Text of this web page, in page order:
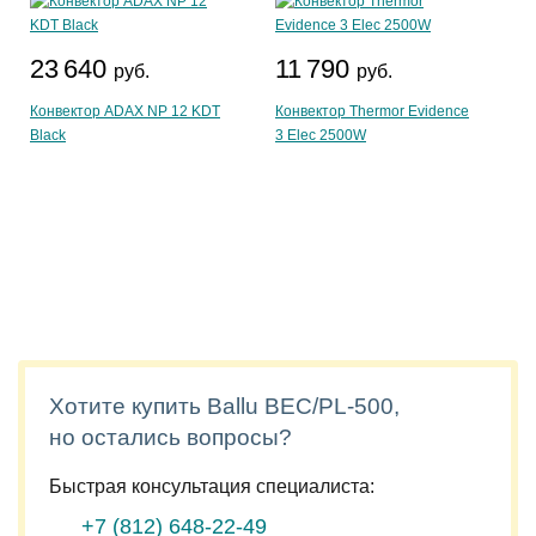
23 640 руб.
Конвектор ADAX NP 12 KDT
Black
11 790 руб.
Конвектор Thermor Evidence
3 Elec 2500W
Хотите купить Ballu BEC/PL-500,
но остались вопросы?
Быстрая консультация специалиста:
+7 (812) 648-22-49